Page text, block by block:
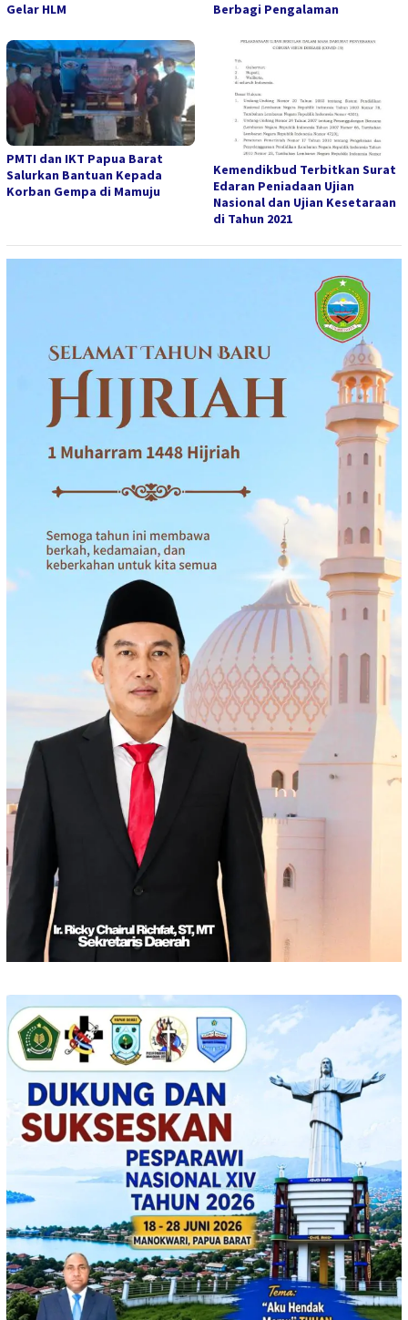
Gelar HLM
Berbagi Pengalaman
PMTI dan IKT Papua Barat
Salurkan Bantuan Kepada
Korban Gempa di Mamuju
Kemendikbud Terbitkan Surat
Edaran Peniadaan Ujian
Nasional dan Ujian Kesetaraan
di Tahun 2021